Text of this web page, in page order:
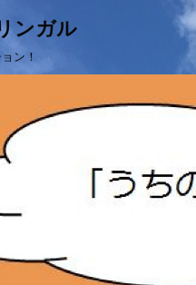
ンガル
ン！